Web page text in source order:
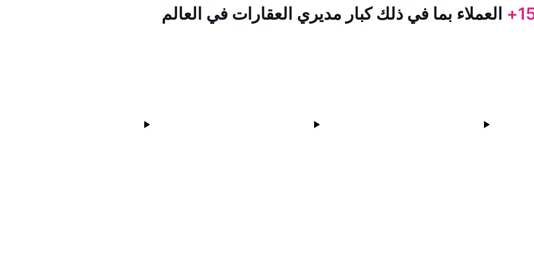
العملاء بما في ذلك كبار مديري العقارات في العالم